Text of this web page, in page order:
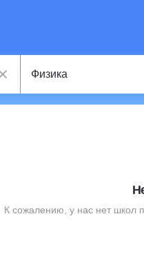
К сожалению, у нас нет школ